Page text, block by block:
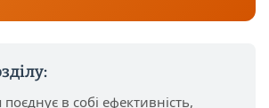
в собі ефективність,